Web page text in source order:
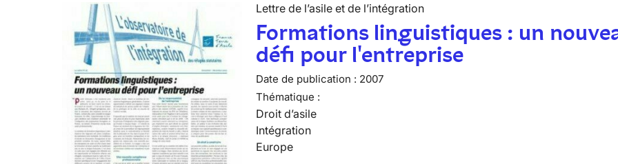
Lettre de l’asile et de l’intégration
Formations linguistiques : un
défi pour l'entreprise
Date de publication : 2007
Thématique :
Droit d’asile
Intégration
Europe